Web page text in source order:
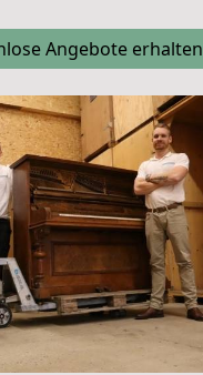
Angebote erhalten